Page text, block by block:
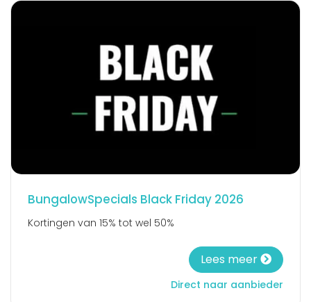
BungalowSpecials Black Friday 2026
Kortingen van 15% tot wel 50%
Lees meer
Direct naar aanbieder